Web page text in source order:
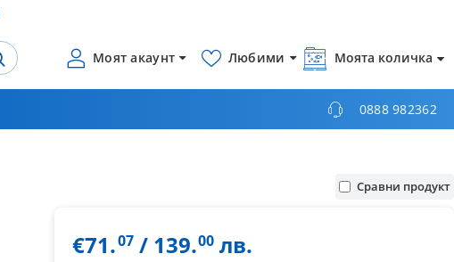
Моят акаунт Любими Моята количка
0888 982362
Сравни продукт
€71.07/ 139.00 лв.